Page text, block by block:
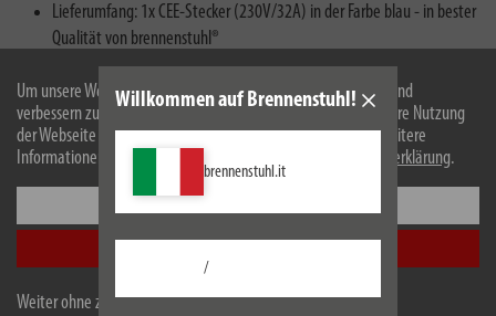
Um unsere Webseite für Sie optimal zu gestalten und fortlaufend
verbessern zu können, verwenden wir Cookies. Durch die weitere Nutzung
der Webseite stimmen Sie der Verwendung von Cookies zu. Weitere
Informationen zu Cookies erhalten Sie in unserer
Datenschutzerklärung.
Weiter ohne zu akzeptieren
Willkommen auf Brennenstuhl!
brennenstuhl.it
/
Lieferumfang: 1x CEE-Stecker (230V/32A) in der Farbe blau - in bester
Qualität von brennenstuhl®
Beschreibung
Technische Daten